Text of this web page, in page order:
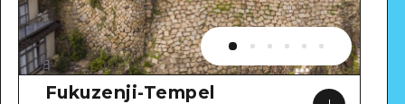
Fukuzenji-Tempel